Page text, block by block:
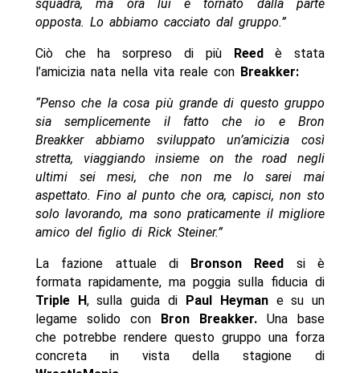
squadra, ma ora lui è tornato dalla parte
opposta. Lo abbiamo cacciato dal gruppo.”
Ciò che ha sorpreso di più Reed è stata
l’amicizia nata nella vita reale con Breakker:
“Penso che la cosa più grande di questo gruppo
sia semplicemente il fatto che io e Bron
Breakker abbiamo sviluppato un’amicizia così
stretta, viaggiando insieme on the road negli
ultimi sei mesi, che non me lo sarei mai
aspettato. Fino al punto che ora, capisci, non sto
solo lavorando, ma sono praticamente il migliore
amico del figlio di Rick Steiner.”
La fazione attuale di Bronson Reed
si è
formata rapidamente, ma poggia sulla fiducia di
Triple
H, sulla guida di Paul Heymane su un
legame solido con
Bron Breakker. Una base
che potrebbe rendere questo gruppo una forza
concreta in vista della stagione di